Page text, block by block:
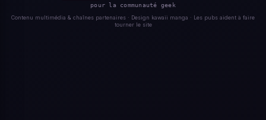
pour la communauté geek
Contenu multimédia & chaînes partenaires · Design kawaii manga · Les pubs aident à faire
tourner le site